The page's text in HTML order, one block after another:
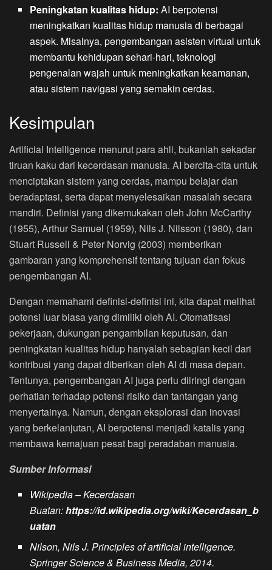
Peningkatan kualitas hidup: AI berpotensi
meningkatkan kualitas hidup manusia di berbagai
aspek. Misalnya, pengembangan asisten virtual untuk
membantu kehidupan sehari-hari, teknologi
pengenalan wajah untuk meningkatkan keamanan,
atau sistem navigasi yang semakin cerdas.
Kesimpulan
Artificial Intelligence menurut para ahli, bukanlah sekadar
tiruan kaku dari kecerdasan manusia. AI bercita-cita untuk
menciptakan sistem yang cerdas, mampu belajar dan
beradaptasi, serta dapat menyelesaikan masalah secara
mandiri. Definisi yang dikemukakan oleh John McCarthy
(1955), Arthur Samuel (1959), Nils J. Nilsson (1980), dan
Stuart Russell & Peter Norvig (2003) memberikan
gambaran yang komprehensif tentang tujuan dan fokus
pengembangan AI.
Dengan memahami definisi-definisi ini, kita dapat melihat
potensi luar biasa yang dimiliki oleh AI. Otomatisasi
pekerjaan, dukungan pengambilan keputusan, dan
peningkatan kualitas hidup hanyalah sebagian kecil dari
kontribusi yang dapat diberikan oleh AI di masa depan.
Tentunya, pengembangan AI juga perlu diiringi dengan
perhatian terhadap potensi risiko dan tantangan yang
menyertainya. Namun, dengan eksplorasi dan inovasi
yang berkelanjutan, AI berpotensi menjadi katalis yang
membawa kemajuan pesat bagi peradaban manusia.
Sumber Informasi
Wikipedia – Kecerdasan
Buatan:https://id.wikipedia.org/wiki/Kecerdasan_b
uatan
Nilson, Nils J. Principles of artificial intelligence.
Springer Science & Business Media, 2014.